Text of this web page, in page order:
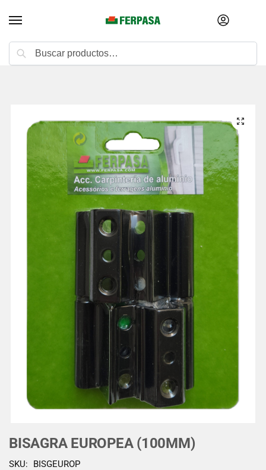
BISAGRA EUROPEA (100MM)
SKU:
BISGEUROP